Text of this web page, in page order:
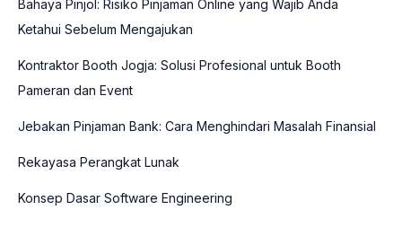
Bahaya Pinjol: Risiko Pinjaman Online yang Wajib Anda
Ketahui Sebelum Mengajukan
Kontraktor Booth Jogja: Solusi Profesional untuk Booth
Pameran dan Event
Jebakan Pinjaman Bank: Cara Menghindari Masalah Finansial
Rekayasa Perangkat Lunak
Konsep Dasar Software Engineering